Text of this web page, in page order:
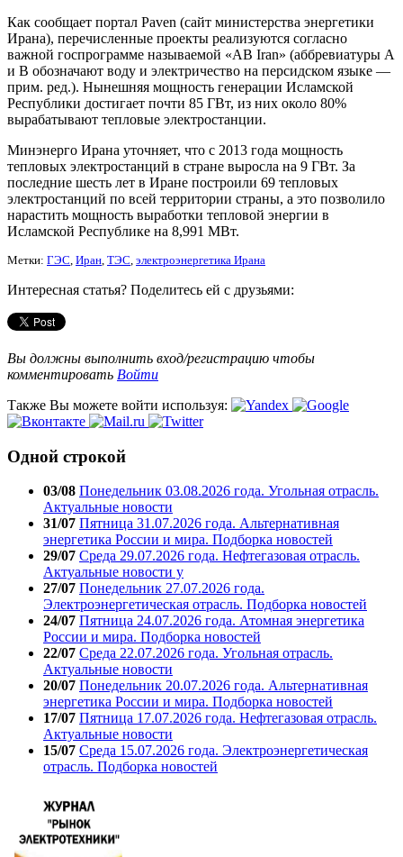
Как сообщает портал Paven (сайт министерства энергетики
Ирана), перечисленные проекты реализуются согласно
важной госпрограмме называемой «AB Iran» (аббревиатуры A
и B обозначают воду и электричество на персидском языке —
прим. ред.). Нынешняя мощность генерации Исламской
Республики достигает почти 85 ГВт, из них около 80%
вырабатывают тепловые электростанции.
Минэнерго Ирана уточняет, что с 2013 года мощность
тепловых электростанций в стране выросла на 9 ГВт. За
последние шесть лет в Иране построили 69 тепловых
электростанций по всей территории страны, а это позволило
нарастить мощность выработки тепловой энергии в
Исламской Республике на 8,991 МВт.
Метки: ГЭС, Иран, ТЭС, электроэнергетика Ирана
Интересная статья? Поделитесь ей с друзьями:
Вы должны выполнить вход/регистрацию чтобы
комментировать Войти
Также Вы можете войти используя:
Одной строкой
03/08 Понедельник 03.08.2026 года. Угольная отрасль.
Актуальные новости
31/07 Пятница 31.07.2026 года. Альтернативная
энергетика России и мира. Подборка новостей
29/07 Среда 29.07.2026 года. Нефтегазовая отрасль.
Актуальные новости у
27/07 Понедельник 27.07.2026 года.
Электроэнергетическая отрасль. Подборка новостей
24/07 Пятница 24.07.2026 года. Атомная энергетика
России и мира. Подборка новостей
22/07 Среда 22.07.2026 года. Угольная отрасль.
Актуальные новости
20/07 Понедельник 20.07.2026 года. Альтернативная
энергетика России и мира. Подборка новостей
17/07 Пятница 17.07.2026 года. Нефтегазовая отрасль.
Актуальные новости
15/07 Среда 15.07.2026 года. Электроэнергетическая
отрасль. Подборка новостей